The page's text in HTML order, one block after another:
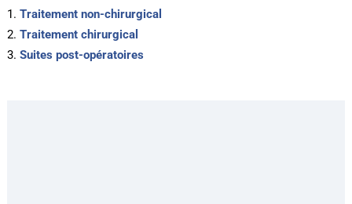
Traitement non-chirurgical
Traitement chirurgical
Suites post-opératoires